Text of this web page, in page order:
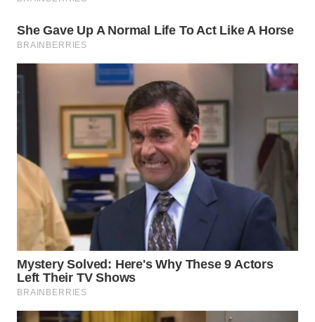
WN
MADURA
WN
BINTAN
WN
MANDALIKA
WN